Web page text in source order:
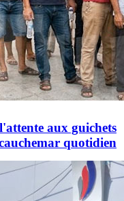
aux guichets
quotidien